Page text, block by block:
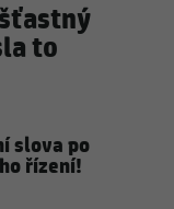
to
slova po
řízení!